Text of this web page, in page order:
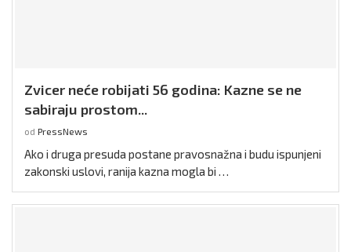
Zvicer neće robijati 56 godina: Kazne se ne
sabiraju prostom...
od PressNews
Ako i druga presuda postane pravosnažna i budu ispunjeni
zakonski uslovi, ranija kazna mogla bi …